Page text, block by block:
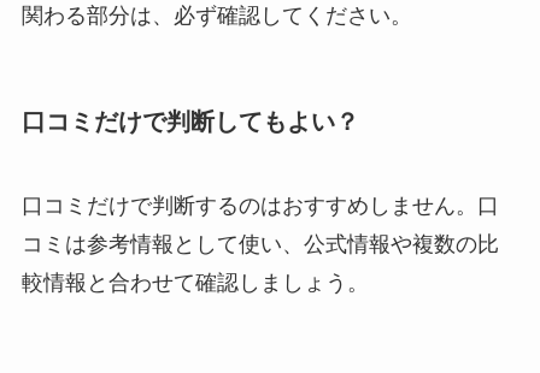
関わる部分は、必ず確認してください。
口コミだけで判断してもよい？
口コミだけで判断するのはおすすめしません。口
コミは参考情報として使い、公式情報や複数の比
較情報と合わせて確認しましょう。